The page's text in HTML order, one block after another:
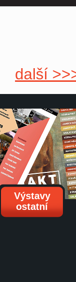
další
Výstavy
ostatní